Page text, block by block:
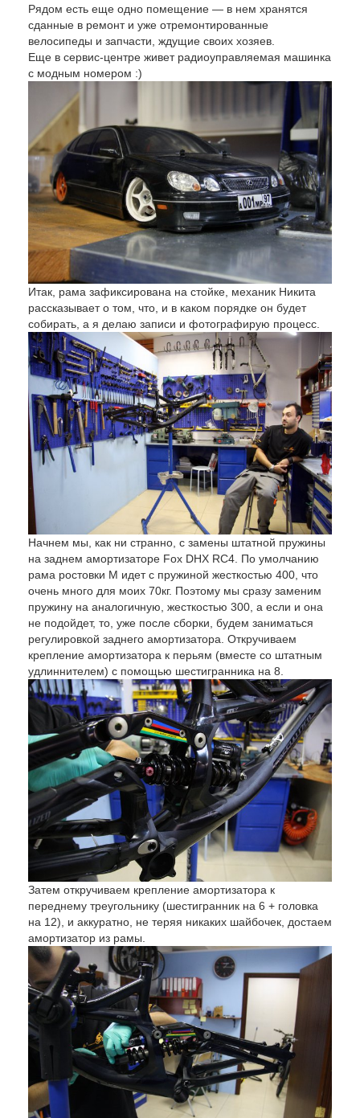
Рядом есть еще одно помещение — в нем хранятся
сданные в ремонт и уже отремонтированные
велосипеды и запчасти, ждущие своих хозяев.
Еще в сервис-центре живет радиоуправляемая машинка
с модным номером :)
Итак, рама зафиксирована на стойке, механик Никита
рассказывает о том, что, и в каком порядке он будет
собирать, а я делаю записи и фотографирую процесс.
Начнем мы, как ни странно, с замены штатной пружины
на заднем амортизаторе Fox DHX RC4. По умолчанию
рама ростовки М идет с пружиной жесткостью 400, что
очень много для моих 70кг. Поэтому мы сразу заменим
пружину на аналогичную, жесткостью 300, а если и она
не подойдет, то, уже после сборки, будем заниматься
регулировкой заднего амортизатора. Откручиваем
крепление амортизатора к перьям (вместе со штатным
удлиннителем) с помощью шестигранника на 8.
Затем откручиваем крепление амортизатора к
переднему треугольнику (шестигранник на 6 + головка
на 12), и аккуратно, не теряя никаких шайбочек, достаем
амортизатор из рамы.